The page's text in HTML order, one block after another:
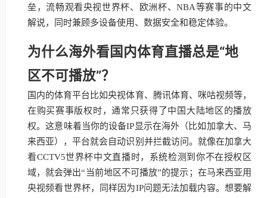
垒，流畅观看央视世界杯、欧洲杯、NBA等赛事的中文
解说，同时兼顾多设备使用、数据安全和稳定体验。
为什么海外看国内体育直播总是“地
区不可播放”？
国内的体育平台比如央视体育、腾讯体育、咪咕视频等，
在购买赛事版权时，通常只获得了中国大陆地区的播放
权。这意味着当你的设备IP显示在海外（比如加拿大、马
来西亚），平台就会自动识别并拦截访问。就像在加拿大
看CCTV5世界杯中文直播时，系统检测到你不在授权区
域，就会弹出“当前地区不可播放”的提示；在马来西亚用
央视频看世界杯，同样因为IP问题无法加载内容。想要解